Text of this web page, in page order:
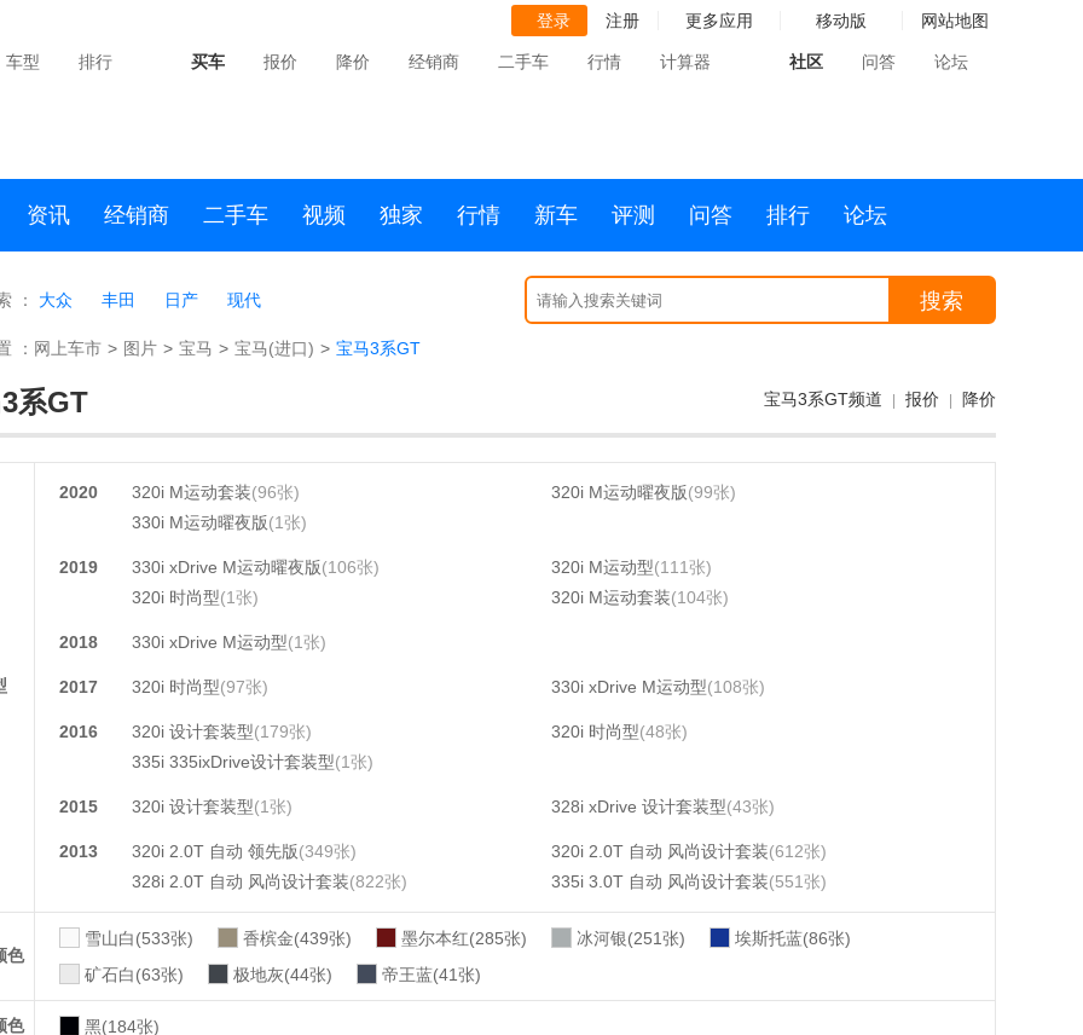
登录 注册 更多应用 移动版 网站地图
车型 排行 买车 报价 降价 经销商 二手车 行情 计算器 社区 问答 论坛
资讯 经销商 二手车 视频 独家 行情 新车 评测 问答 排行 论坛
： 大众 丰田 日产 现代 搜索
： 网上车市 > 图片 > 宝马 > 宝马(进口) > 宝马3系GT
系GT 宝马3系GT频道 报价 降价
2020 320i M运动套装(96张) 320i M运动曜夜版(99张)
330i M运动曜夜版(1张)
2019 330i xDrive M运动曜夜版(106张) 320i M运动型(111张)
320i 时尚型(1张) 320i M运动套装(104张)
2018 330i xDrive M运动型(1张)
2017 320i 时尚型(97张) 330i xDrive M运动型(108张)
2016 320i 设计套装型(179张) 320i 时尚型(48张)
335i 335ixDrive设计套装型(1张)
2015 320i 设计套装型(1张) 328i xDrive 设计套装型(43张)
2013 320i 2.0T 自动 领先版(349张) 320i 2.0T 自动 风尚设计套装(612张)
328i 2.0T 自动 风尚设计套装(822张) 335i 3.0T 自动 风尚设计套装(551张)
色
雪山白(533张) 香槟金(439张) 墨尔本红(285张) 冰河银(251张)
埃斯托蓝(86张)
矿石白(63张)
极地灰(44张) 帝王蓝(41张)
色 黑(184张)